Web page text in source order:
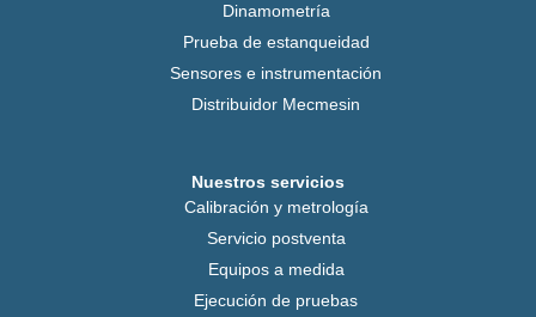
Dinamometría
Prueba de estanqueidad
Sensores e instrumentación
Distribuidor Mecmesin
Nuestros servicios
Calibración y metrología
Servicio postventa
Equipos a medida
Ejecución de pruebas